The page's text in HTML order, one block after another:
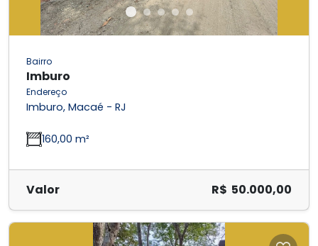
Bairro
Imburo
Endereço
Imburo, Macaé - RJ
160,00 m²
Valor R$ 50.000,00